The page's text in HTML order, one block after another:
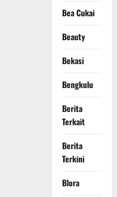
Bea Cukai
Beauty
Bekasi
Bengkulu
Berita
Terkait
Berita
Terkini
Blora